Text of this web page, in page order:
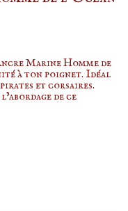
Marine Homme de
à ton poignet. Idéal
et corsaires.
de ce
de l'Océan